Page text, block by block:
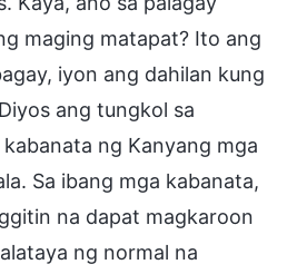
maging matapat? Ito ang
iyon ang dahilan kung
ang tungkol sa
ng Kanyang mga
Sa ibang mga kabanata,
na dapat magkaroon
ng normal na